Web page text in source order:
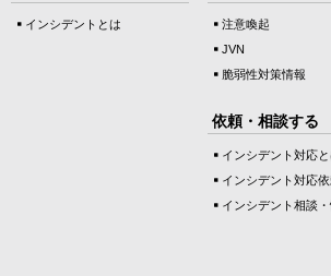
インシデントとは
注意喚起
JVN
脆弱性対策情報
依頼・相談する
インシデント対応と
インシデント対応
インシデント相談